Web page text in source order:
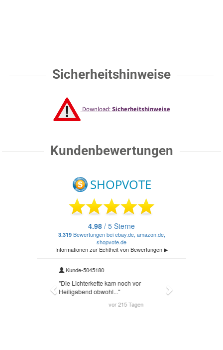
Sicherheitshinweise
Download:Sicherheitshinweise
Kundenbewertungen